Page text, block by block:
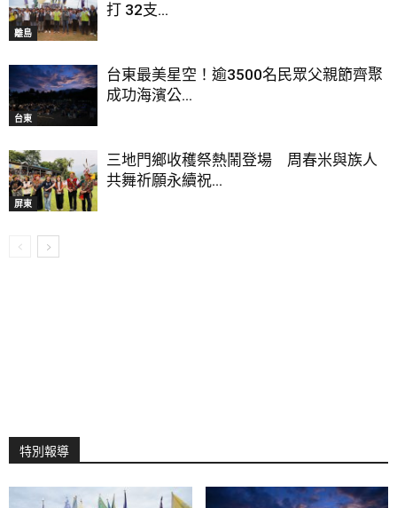
離島
打 32支...
台東
台東最美星空！逾3500名民眾父親節齊聚
成功海濱公...
屏東
三地門鄉收穫祭熱鬧登場 周春米與族人
共舞祈願永續祝...
特別報導